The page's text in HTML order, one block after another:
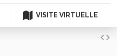
VISITE VIRTUELLE